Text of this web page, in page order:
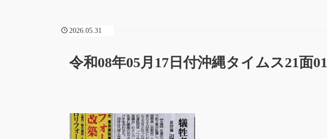
2026.05.31
令和08年05月17日付沖縄タイムス21面01